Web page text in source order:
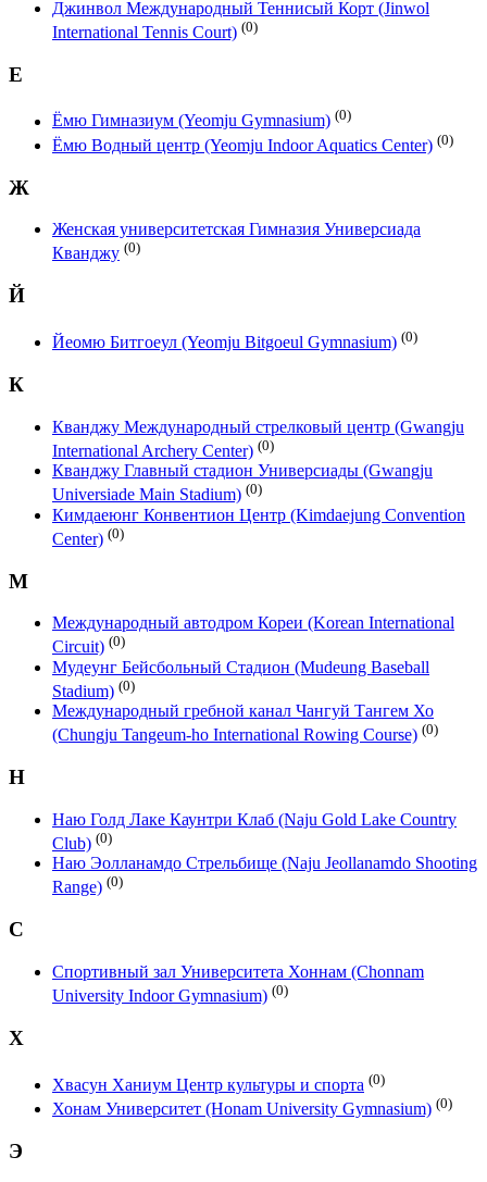
Джинвол Международный Теннисый Корт (Jinwol
International Tennis Court) (0)
Е
Ёмю Гимназиум (Yeomju Gymnasium) (0)
Ёмю Водный центр (Yeomju Indoor Aquatics Center) (0)
Ж
Женская университетская Гимназия Универсиада
Кванджу (0)
Й
Йеомю Битгоеул (Yeomju Bitgoeul Gymnasium) (0)
К
Кванджу Международный стрелковый центр (Gwangju
International Archery Center) (0)
Кванджу Главный стадион Универсиады (Gwangju
Universiade Main Stadium) (0)
Кимдаеюнг Конвентион Центр (Kimdaejung Convention
Center) (0)
М
Международный автодром Кореи (Korean International
Circuit) (0)
Мудеунг Бейсбольный Стадион (Mudeung Baseball
Stadium) (0)
Международный гребной канал Чангуй Тангем Хо
(Chungju Tangeum-ho International Rowing Course) (0)
Н
Наю Голд Лаке Каунтри Клаб (Naju Gold Lake Country
Club) (0)
Наю Эолланамдо Стрельбище (Naju Jeollanamdo Shooting
Range) (0)
С
Спортивный зал Университета Хоннам (Chonnam
University Indoor Gymnasium) (0)
Х
Хвасун Ханиум Центр культуры и спорта (0)
Хонам Университет (Honam University Gymnasium) (0)
Э